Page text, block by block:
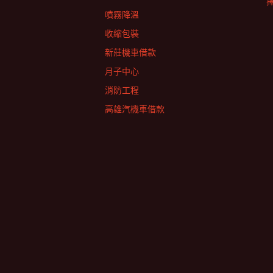
噴霧降溫
收縮包裝
新莊機車借款
月子中心
消防工程
高雄汽機車借款